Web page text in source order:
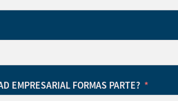
EMPRESARIAL FORMAS PARTE?